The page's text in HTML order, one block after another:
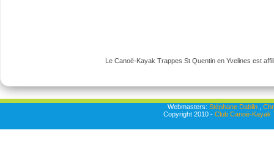
Le Canoë-Kayak Trappes St Quentin en Yvelines est
Webmasters: Stéphane Dablin,
Copyright 2010 - Club Canoë-Kayak